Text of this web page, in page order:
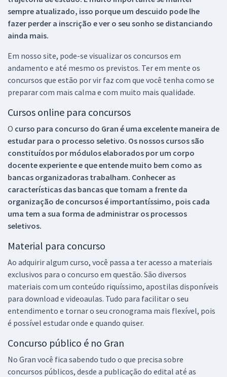
sempre atualizado, isso porque um descuido pode lhe
fazer perder a inscrição e ver o seu sonho se distanciando
ainda mais.
Em nosso site, pode-se visualizar os concursos em
andamento e até mesmo os previstos. Ter em mente os
concursos que estão por vir faz com que você tenha como se
preparar com mais calma e com muito mais qualidade.
Cursos online para concursos
O curso para concurso do Gran é uma excelente maneira de
estudar para o processo seletivo. Os nossos cursos são
constituídos por módulos elaborados por um corpo
docente experiente e que entende muito bem como as
bancas organizadoras trabalham. Conhecer as
características das bancas que tomam a frente da
organização de concursos é importantíssimo, pois cada
uma tem a sua forma de administrar os processos
seletivos.
Material para concurso
Ao adquirir algum curso, você passa a ter acesso a materiais
exclusivos para o concurso em questão. São diversos
materiais com um conteúdo riquíssimo, apostilas disponíveis
para download e videoaulas. Tudo para facilitar o seu
entendimento e tornar o seu cronograma mais flexível, pois
é possível estudar onde e quando quiser.
Concurso público é no Gran
No Gran você fica sabendo tudo o que precisa sobre
concursos públicos, desde a publicação do edital até as